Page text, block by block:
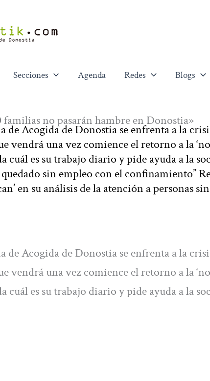
Secciones Agenda Redes Blogs
familias no pasarán hambre en Donostia»
de Acogida de Donostia se enfrenta a la
vendrá una vez comience el retorno a la
cuál es su trabajo diario y pide ayuda a la
sin empleo con el confinamiento”
en su análisis de la atención a personas
de Acogida de Donostia se enfrenta a la
vendrá una vez comience el retorno a la
cuál es su trabajo diario y pide ayuda a la